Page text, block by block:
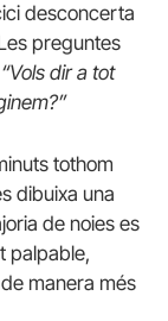
desconcerta
preguntes
“Vols dir a tot
tothom
dibuixa una
de noies es
palpable,
manera més